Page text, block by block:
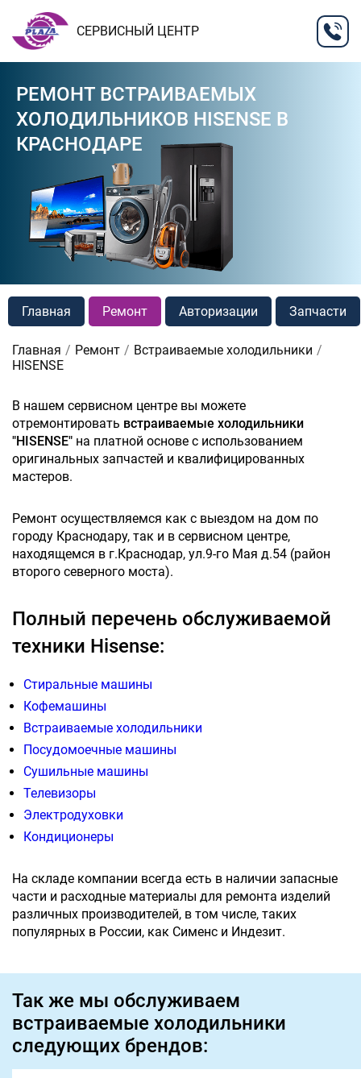
СЕРВИСНЫЙ ЦЕНТР
РЕМОНТ ВСТРАИВАЕМЫХ
ХОЛОДИЛЬНИКОВ HISENSE В
КРАСНОДАРЕ
Главная Ремонт Авторизации Запчасти
Главная Ремонт
Встраиваемые холодильники
HISENSE
В нашем сервисном центре вы можете
отремонтировать встраиваемые холодильники
"HISENSE" на платной основе с использованием
оригинальных запчастей и квалифицированных
мастеров.
Ремонт осуществляемся как с выездом на дом по
городу Краснодару, так и в сервисном центре,
находящемся в г.Краснодар, ул.9-го Мая д.54 (район
второго северного моста).
Полный перечень обслуживаемой
техники Hisense:
Стиральные машины
Кофемашины
Встраиваемые холодильники
Посудомоечные машины
Сушильные машины
Телевизоры
Электродуховки
Кондиционеры
На складе компании всегда есть в наличии запасные
части и расходные материалы для ремонта изделий
различных производителей, в том числе, таких
популярных в России, как Сименс и Индезит.
Так же мы обслуживаем
встраиваемые холодильники
следующих брендов: